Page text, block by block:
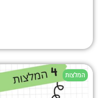
המלצות